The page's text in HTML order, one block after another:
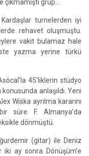
grup...
turnelerden iyi
rehavet oluşmuştu.
vakit bulamaz hale
yazma yerine türkü
45’liklerin stüdyo
anlaşıldı. Yeni
Wiska ayrılma kararını
süre F. Almanya’da
dönmüştü.
(gitar) ile Deniz
iki ay sonra Dönüşüm’e